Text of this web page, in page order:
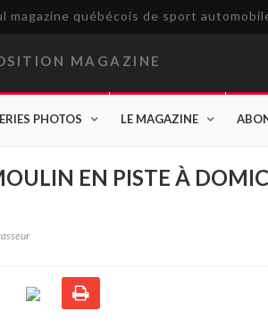
québécois de sport
PHOTOS LE MAGAZINE
EN PISTE À